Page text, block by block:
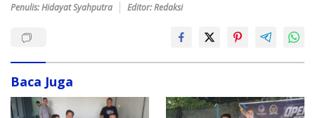
Penulis: Hidayat Syahputra Editor: Redaksi
Baca Juga